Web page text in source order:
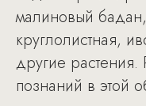
малиновый
круглолистная,
другие растения.
познаний в этой